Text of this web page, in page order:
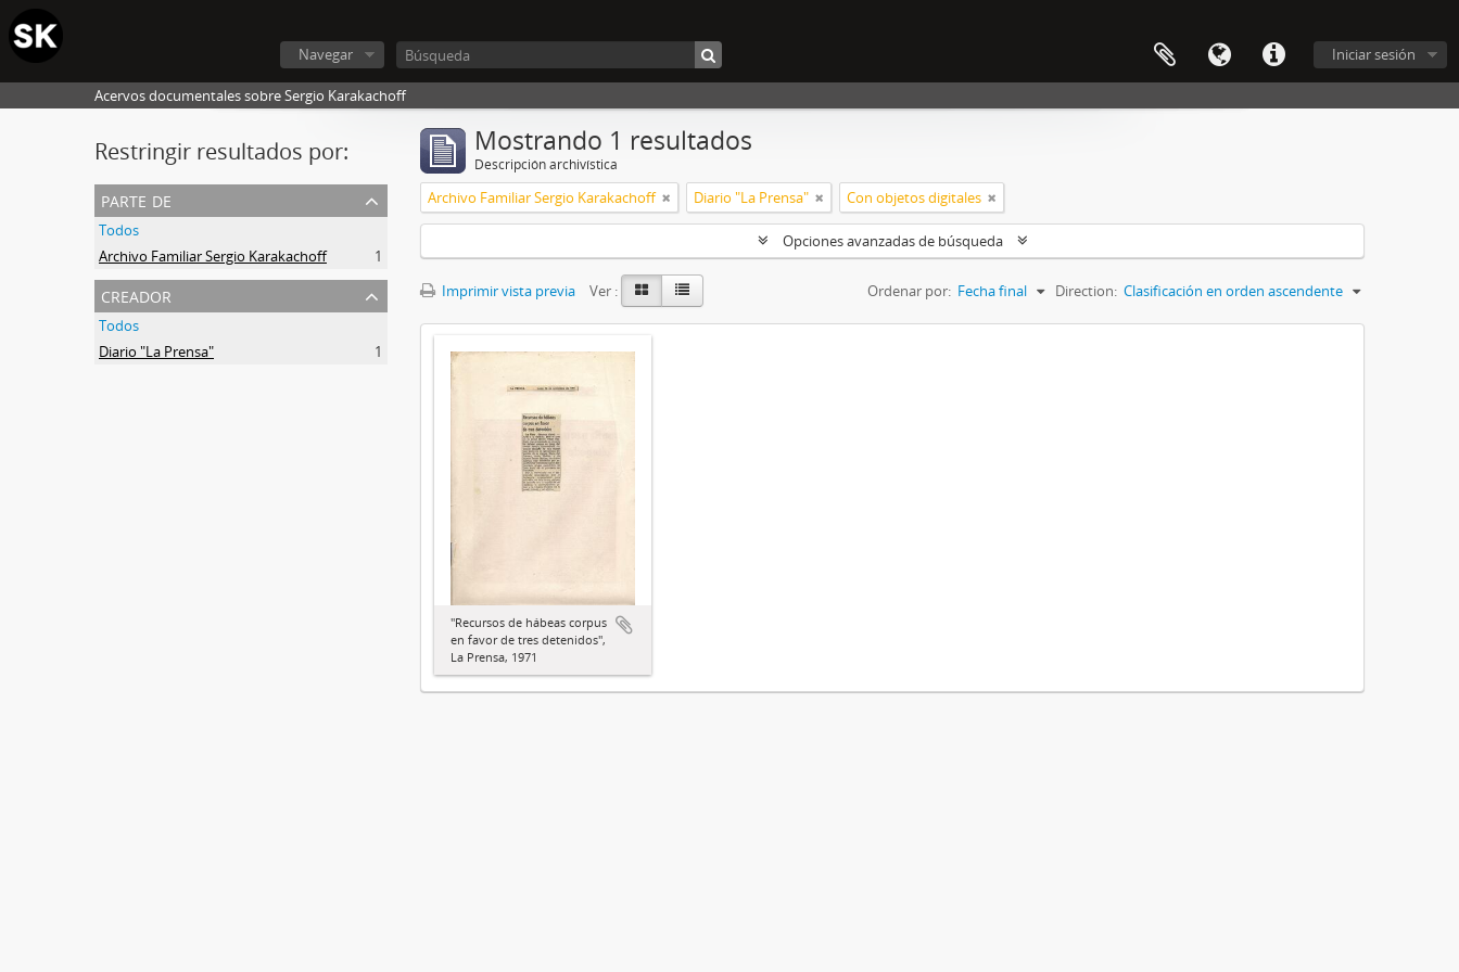
Iniciar sesión
Navegar
Acervos documentales sobre Sergio Karakachoff
Restringir resultados por:
parte de
Todos
Archivo Familiar Sergio Karakachoff
1
creador
Todos
Diario "La Prensa"
1
Mostrando 1 resultados
Descripción archivística
Archivo Familiar Sergio Karakachoff Diario "La Prensa" Con objetos digitales
Opciones avanzadas de búsqueda
Imprimir vista previa Ver : Ordenar por: Fecha final Direction: Clasificación en orden ascendente
"Recursos de hábeas corpus
en favor de tres detenidos",
La Prensa, 1971